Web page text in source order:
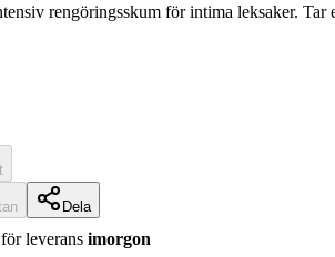
rengöringsskum för intima leksaker. Tar
Dela
leverans imorgon